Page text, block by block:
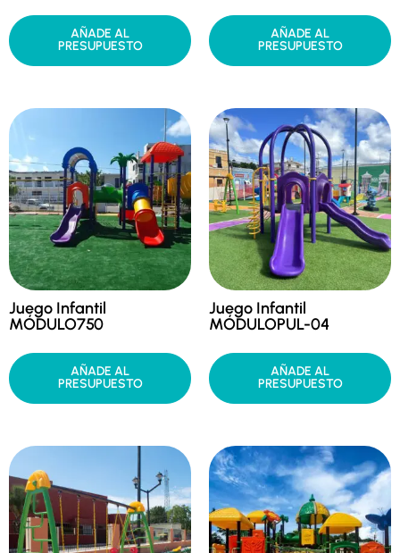
AÑADE AL
PRESUPUESTO
AÑADE AL
PRESUPUESTO
Juego Infantil
MÓDULO750
AÑADE AL
PRESUPUESTO
Juego Infantil
MÓDULOPUL-04
AÑADE AL
PRESUPUESTO